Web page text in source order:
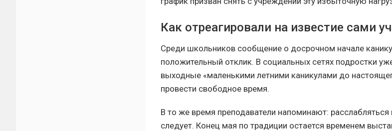
Как отреагировали на известие сами
Среди школьников сообщение о досрочном начале
положительный отклик. В социальных сетях подростки
выходные «маленькими летними каникулами до
провести свободное время.
В то же время преподаватели напоминают:
следует. Конец мая по традиции остается временем